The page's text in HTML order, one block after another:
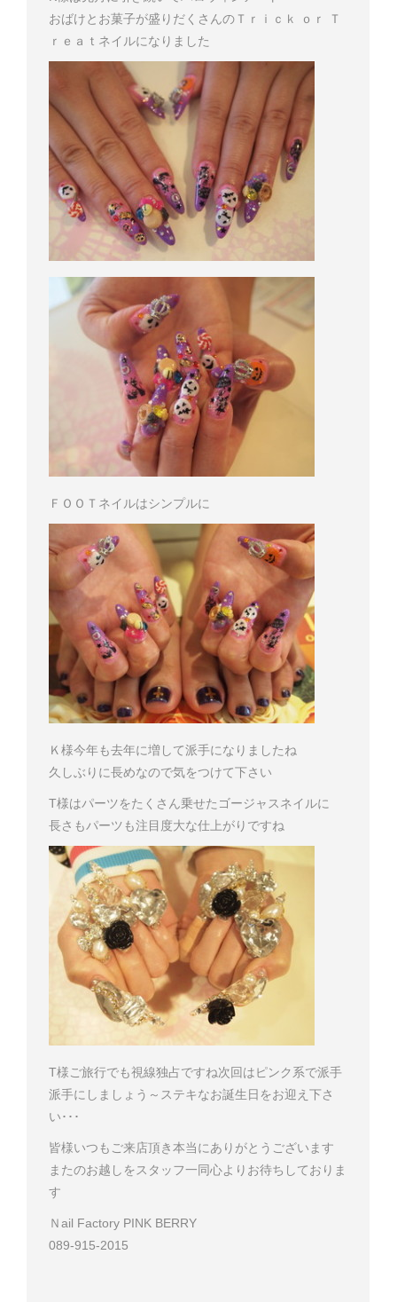
おばけとお菓子が盛りだくさんの Ｔｒｉｃｋ ｏｒ Ｔ
ｒｅａｔ ネイルになりました
ＦＯＯＴネイルはシンプルに
Ｋ様今年も去年に増して派手になりましたね
久しぶりに長めなので気をつけて下さい
T様はパーツをたくさん乗せたゴージャスネイルに
長さもパーツも注目度大な仕上がりですね
T様 ご旅行でも視線独占ですね次回はピンク系で派手
派手にしましょう～ ステキなお誕生日をお迎え下さ
い･･･
皆様いつもご来店頂き本当にありがとうございます
またのお越しをスタッフ一同心よりお待ちしておりま
す
Ｎail Factory PINK BERRY
089-915-2015